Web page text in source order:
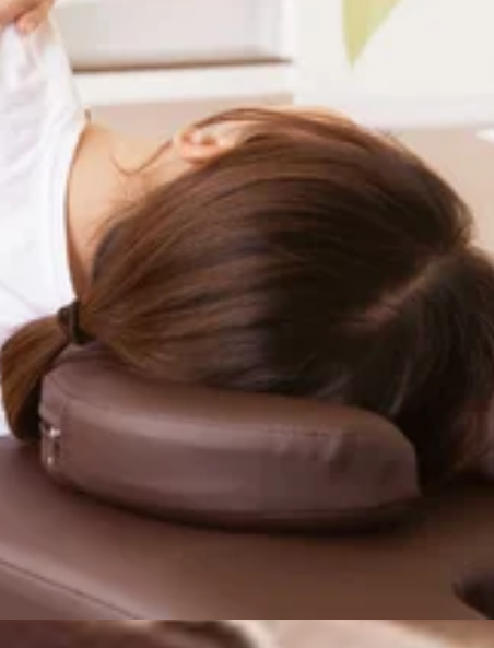
池上店平日
北口より徒歩4分♪、蒲田駅より2駅
なので、体調にも気を付けていきましょう！さて、本日の
。o○☆○o。..:゜:..。o○☆○o。..:゜:..。o○☆○o。マッサージの
を始めてみませんか?ぜひこの機会にリラクの肩甲骨スト
=★=☆=★=☆=★=☆=★=☆=★=☆=★=☆=☆=★Re.Ra.Ku 池上店平
北口より徒歩4分♪、蒲田駅より2駅
くなっているので、自身のケアも大事にしていきましょう
き状況になります。60分のコースですと・11:00～14:50以
ように気持ちがいい肩甲骨ストレッチで、いつまでも健康
ッチ&amp;ボディケアをお試しくださいませ(^^♪皆様のご
土日祝日:10:00〜21:00【住所】東京都大田区池上 6-3-
ょうか？水分補給は必須ですが、短時間で冷たいものを摂
上のお時間からご案内可能です。是非お問い合わせくださ
で疲れづらいお身体づくりをサポート致します!”予防”の
ご来店を、スタッフ一同手を温めて心よりお待ちしておりま
【住所】東京都大田区池上 6-3-3東京堂ビル1F【アク
いるので、自身の身体も大事にしてくださいね。本日31日
。60分のコースですと・15:10～15:50・19:50以上のお時
ちがいい肩甲骨ストレッチで、いつまでも健康で疲れづら
ボディケアをお試しくださいませ(^^♪皆様のご来店を、ス
:10:00〜21:00【住所】東京都大田区池上 6-3-3東京堂ビ
の内に取り除いていきましょう！さて、本日の空き状況で
いませ!..。o○☆○o。..:゜:..。o○☆○o。..:゜:..。o○☆○o。マッ
ィケアを始めてみませんか?ぜひこの機会にリラクの肩甲骨
ます。=★=☆=★=☆=★=☆=★=☆=★=☆=★=☆=☆=★Re.Ra.Ku 池